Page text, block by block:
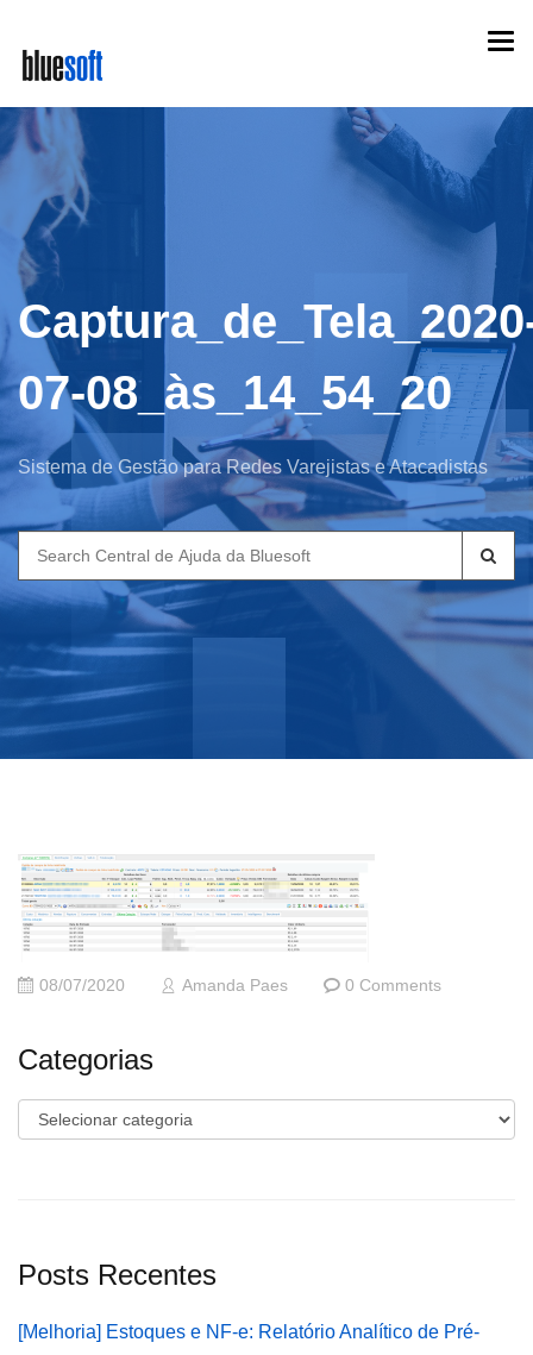
main
content
07-08_às_14_54_20
Sistema de Gestão para Redes Varejistas e Atacadistas
Search
for:
08/07/2020 Amanda Paes 0 Comments
Categorias
Categorias
Posts Recentes
[Melhoria] Estoques e NF-e: Relatório Analítico de Pré-